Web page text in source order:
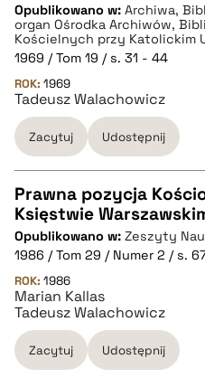
Opublikowano w: Archiwa,
organ Ośrodka Archiwów,
Kościelnych przy Katolickim
1969 / Tom 19 / s. 31 - 44
ROK: 1969
Tadeusz Walachowicz
Zacytuj Udostępnij
CZYSTY TEKST
pobierz cytat
BIBTEX
Prawna pozycja
Księstwie
Opublikowano w: Zeszyty
1986 / Tom 29 / Numer 2 / s.
ROK: 1986
Marian Kallas
Tadeusz Walachowicz
Zacytuj Udostępnij